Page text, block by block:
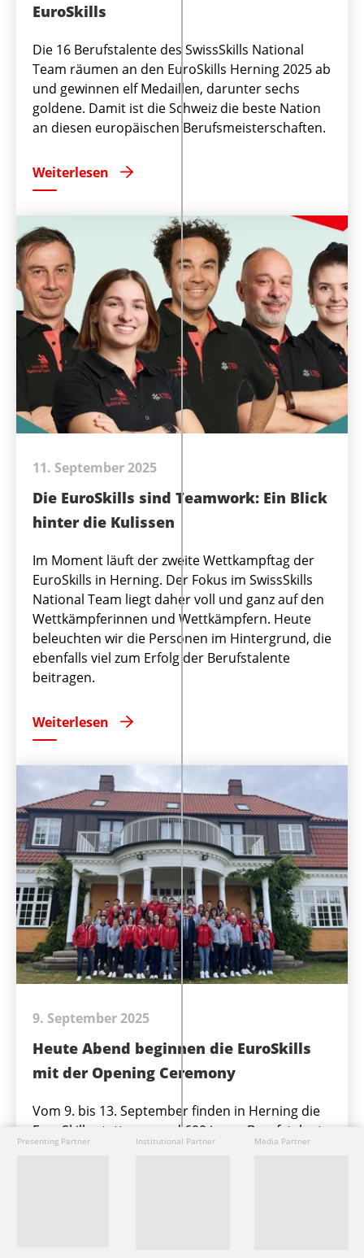
EuroSkills
Die 16 Berufstalente des SwissSkills National
Team räumen an den EuroSkills Herning 2025 ab
und gewinnen elf Medaillen, darunter sechs
goldene. Damit ist die Schweiz die beste Nation
an diesen europäischen Berufsmeisterschaften.
Weiterlesen
11. September 2025
Die EuroSkills sind Teamwork: Ein Blick
hinter die Kulissen
Im Moment läuft der zweite Wettkampftag der
EuroSkills in Herning. Der Fokus im SwissSkills
National Team liegt daher voll und ganz auf den
Wettkämpferinnen und Wettkämpfern. Heute
beleuchten wir die Personen im Hintergrund, die
ebenfalls viel zum Erfolg der Berufstalente
beitragen.
Weiterlesen
9. September 2025
Heute Abend beginnen die EuroSkills
mit der Opening Ceremony
Vom 9. bis 13. September finden in Herning die
EuroSkills statt, wo rund 600 junge Berufstalente
in 38 verschiedenen Skills um die Medaillen
Presenting Partner Institutional Partner Media Partner